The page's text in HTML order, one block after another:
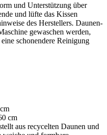
und Unterstützung über
und lüfte das Kissen
des Herstellers. Daunen-
gewaschen werden,
schonendere Reinigung
aus recycelten Daunen und